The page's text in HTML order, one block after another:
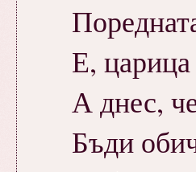
Е,
А днес,
Бъди